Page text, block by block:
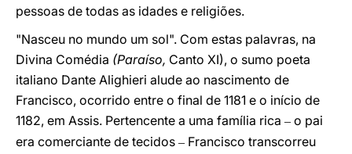
pessoas de todas as idades e religiões.
"Nasceu no mundo um sol". Com estas palavras, na
Divina Comédia (Paraíso, Canto XI), o sumo poeta
italiano Dante Alighieri alude ao nascimento de
Francisco, ocorrido entre o final de 1181 e o início de
1182, em Assis. Pertencente a uma família rica – o pai
era comerciante de tecidos – Francisco transcorreu